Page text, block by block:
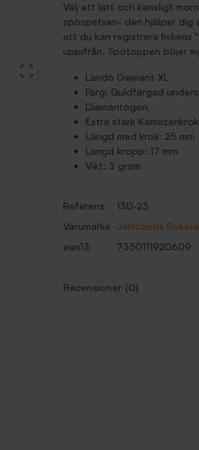
Välj ett lätt och känsligt
spöspetsen- den hjälper dig
att du kan registrera fiskens
uppifrån. Spötoppen böjer
Landö Diamant XL
Färg: Guldfärgad
Diamantögon
Extra stark Kamazankrok
Längd med krok: 25 mm
Längd kropp: 17 mm
Vikt: 3 gram
Referens
130-23
Varumärke Jemtlands
ean13
7350111920609
Recensioner (0)